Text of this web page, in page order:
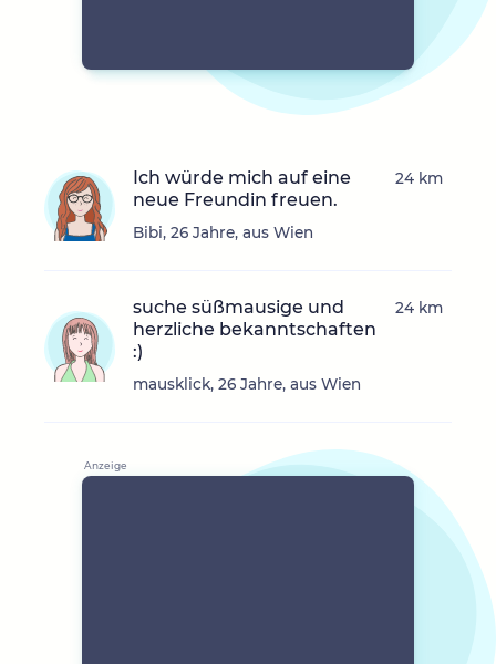
Ich würde mich auf eine
neue Freundin freuen.
Bibi, 26 Jahre, aus Wien
24 km
suche süßmausige und
herzliche bekanntschaften
:)
mausklick, 26 Jahre, aus Wien
24 km